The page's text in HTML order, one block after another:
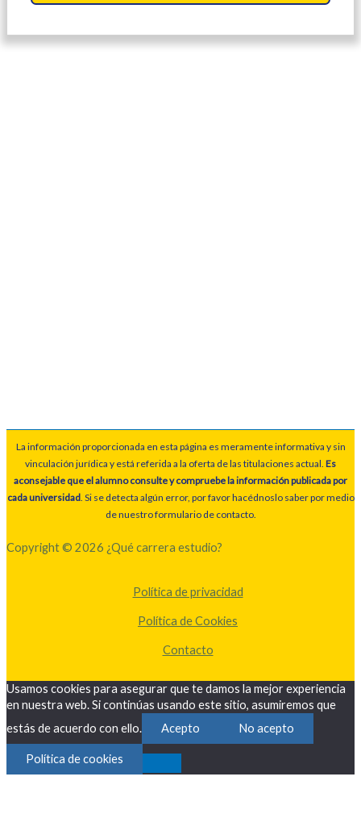
La información proporcionada en esta página es meramente informativa y sin
vinculación jurídica y está referida a la oferta de las titulaciones actual. Es
aconsejable que el alumno consulte y compruebe la información publicada por
cada universidad. Si se detecta algún error, por favor hacédnoslo saber por medio
de nuestro formulario de contacto.
Copyright © 2026 ¿Qué carrera estudio?
Política de privacidad
Política de Cookies
Contacto
Usamos cookies para asegurar que te damos la mejor experiencia
en nuestra web. Si continúas usando este sitio, asumiremos que
estás de acuerdo con ello.
Acepto No acepto
Política de cookies